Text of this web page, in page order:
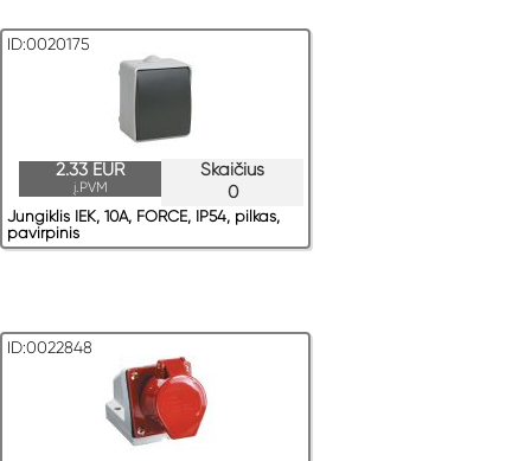
ID:0020175
Skaičius
0
2.33 EUR
į.PVM
Jungiklis IEK, 10A, FORCE, IP54, pilkas,
pavirрinis
ID:0022848